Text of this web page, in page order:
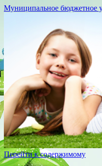
Муниципальное бюджетное
Перейти к содержимому